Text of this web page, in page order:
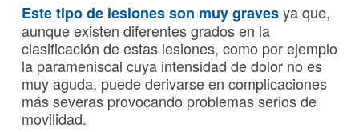
Este tipo de lesiones son muy gravesya que,
aunque existen diferentes grados en la
clasificación de estas lesiones, como por ejemplo
la parameniscal cuya intensidad de dolor no es
muy aguda, puede derivarse en complicaciones
más severas provocando problemas serios de
movilidad.